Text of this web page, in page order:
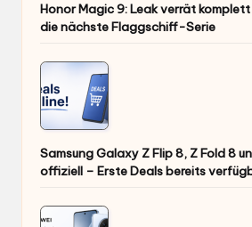
Honor Magic 9: Leak verrät
die nächste Flaggschiff-Serie
Samsung Galaxy Z Flip 8, Z Fold 8
offiziell – Erste Deals bereits